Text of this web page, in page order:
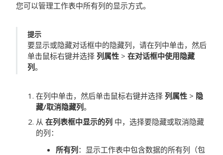
您可以管理工作表中所有列的显示方式。
提示
要显示或隐藏对话框中的隐藏列，请在列中单击，然后
单击鼠标右键并选择 列属性 > 在对话框中使用隐藏
列。
在列中单击，然后单击鼠标右键并选择 列属性 > 隐
藏/取消隐藏列。
从 在列表框中显示的列 中，选择要隐藏或取消隐藏
的列：
所有列 ：显示工作表中包含数据的所有列（包